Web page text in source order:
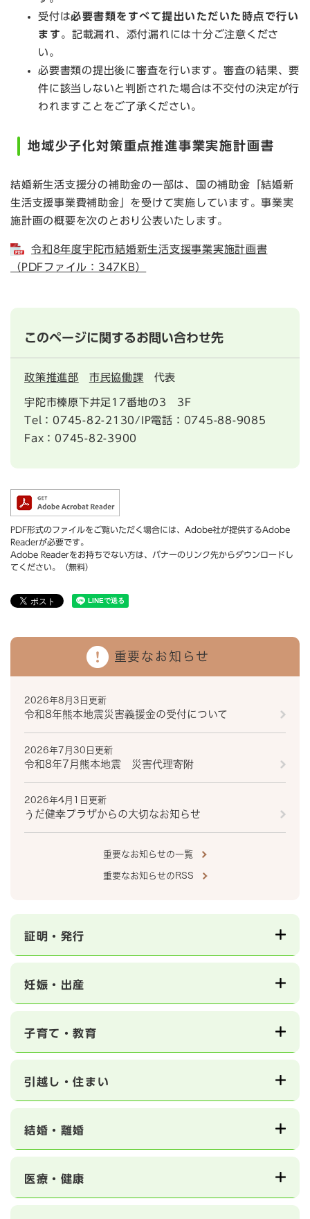
受付は必要書類をすべて提出いただいた時点で行い
ます 。記載漏れ、添付漏れには十分ご注意くださ
い。
必要書類の提出後に審査を行います。審査の結果、要
件に該当しないと判断された場合は不交付の決定が行
われますことをご了承ください。
地域少子化対策重点推進事業実施計画書
結婚新生活支援分の補助金の一部は、国の補助金「結婚新
生活支援事業費補助金」を受けて実施しています。事業実
施計画の概要を次のとおり公表いたします。
令和8年度宇陀市結婚新生活支援事業実施計画書
（PDFファイル：347KB）
このページに関するお問い合わせ先
政策推進部 市民協働課 代表
宇陀市榛原下井足17番地の3 3F
Tel：0745-82-2130/IP電話：0745-88-9085
Fax：0745-82-3900
PDF形式のファイルをご覧いただく場合には、Adobe社が提供するAdobe
Readerが必要です。
Adobe Readerをお持ちでない方は、バナーのリンク先からダウンロードし
てください。（無料）
重要なお知らせ
2026年8月3日更新
令和8年熊本地震災害義援金の受付について
2026年7月30日更新
令和8年7月熊本地震 災害代理寄附
2026年4月1日更新
うだ健幸プラザからの大切なお知らせ
重要なお知らせの一覧
重要なお知らせのRSS
証明・発行
妊娠・出産
子育て・教育
引越し・住まい
結婚・離婚
医療・健康